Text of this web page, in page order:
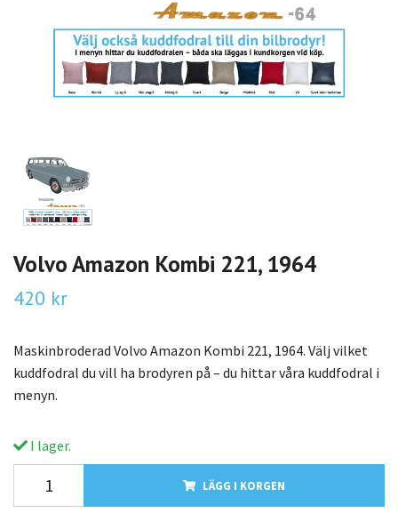
Volvo Amazon Kombi 221, 1964
420 kr
Maskinbroderad Volvo Amazon Kombi 221, 1964. Välj vilket
kuddfodral du vill ha brodyren på – du hittar våra kuddfodral i
menyn.
I lager.
LÄGG I KORGEN